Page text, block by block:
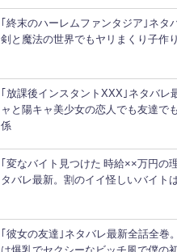
｢終末のハーレムファンタジア｣ネタ
剣と魔法の世界でもヤリまくり子作
｢放課後インスタントXXX｣ネタバレ
ャと陽キャ美少女の恋人でも友達で
係
｢変なバイト見つけた 時給××万円の
タバレ最新。割のイイ怪しいバイト
｢彼女の友達｣ネタバレ最新全話全巻